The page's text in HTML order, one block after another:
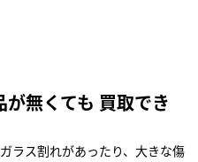
無くても 買取でき
ラス割れがあったり、大きな傷